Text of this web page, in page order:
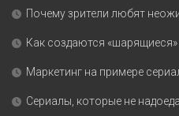
Почему зрители любят
Как создаются
Маркетинг на примере
Сериалы, которые не